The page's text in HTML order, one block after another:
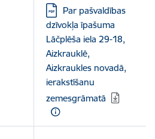
Lejupielādēt:
Par pašvaldības
dzīvokļa īpašuma
Lāčplēša iela 29-18,
Aizkrauklē,
Aizkraukles novadā,
ierakstīšanu
zemesgrāmatā